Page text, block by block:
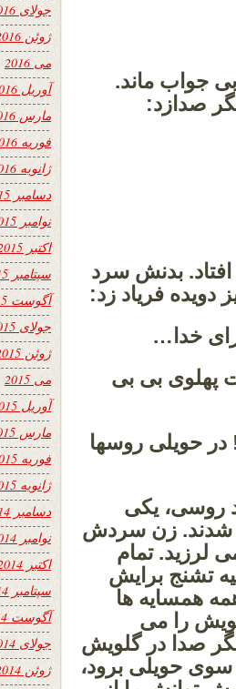
جواب ماند.
صدازد:
افتاد. بدنش سرد
فریاد زد:
خدا…
پهلوی بی بی
در حویلی روسها
روسی، یکی
شدند. زن سردش
لرزید. تمام
تشنج برایش
همسایه ها
را می
صدا در گلویش
حویلی برود،
جولای 2016
ژوئن 2016
می 2016
آوریل 2016
مارس 2016
فوریه 2016
ژانویه 2016
دسامبر 2015
نوامبر 2015
اکتبر 2015
سپتامبر 2015
آگوست 2015
جولای 2015
ژوئن 2015
می 2015
آوریل 2015
مارس 2015
فوریه 2015
ژانویه 2015
دسامبر 2014
نوامبر 2014
اکتبر 2014
سپتامبر 2014
آگوست 2014
جولای 2014
ژوئن 2014